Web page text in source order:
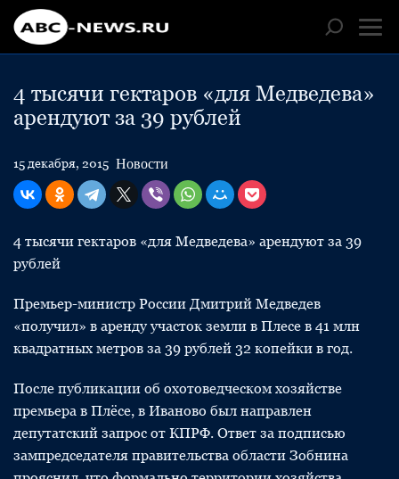
4 тысячи гектаров «для Медведева»
арендуют за 39 рублей
15 декабря, 2015 Новости
4 тысячи гектаров «для Медведева» арендуют за 39
рублей
Премьер-министр России Дмитрий Медведев
«получил» в аренду участок земли в Плесе в 41 млн
квадратных метров за 39 рублей 32 копейки в год.
После публикации об охотоведческом хозяйстве
премьера в Плёсе, в Иваново был направлен
депутатский запрос от КПРФ. Ответ за подписью
зампредседателя правительства области Зобнина